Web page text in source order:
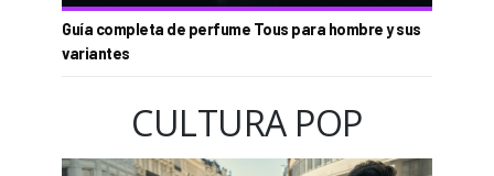
Guía completa de perfume Tous para hombre y sus
variantes
CULTURA POP